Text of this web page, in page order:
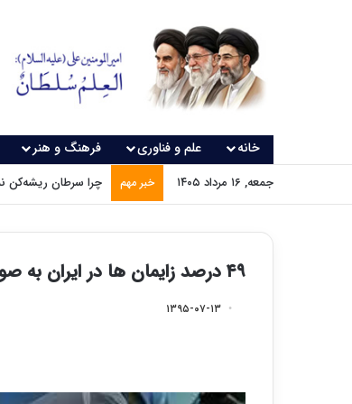
خانه علم و فناوری فرهنگ و هنر
جمعه, ۱۶ مرداد ۱۴۰۵ خبر مهم چرا سرطان ریشه‌کن
۴۹ درصد زایمان ها در ایران به صورت سزارین انجام می شود
۱۳۹۵-۰۷-۱۳